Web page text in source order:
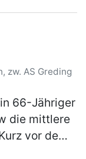
zw. AS Greding
66-Jähriger
die mittlere
vor dem